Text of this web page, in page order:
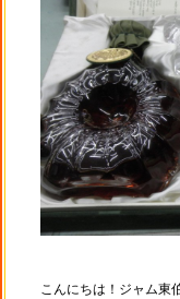
こんにちは！ジャム東